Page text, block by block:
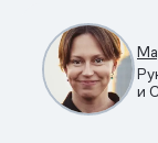
и